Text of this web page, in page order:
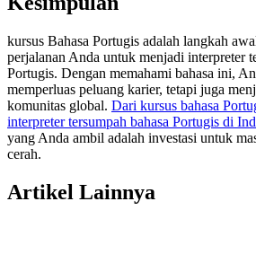
kursus Bahasa Portugis adalah langkah
perjalanan Anda untuk menjadi interpreter
Portugis. Dengan memahami bahasa ini,
memperluas peluang karier, tetapi juga
komunitas global. Dari kursus bahasa
interpreter tersumpah bahasa Portugis di
yang Anda ambil adalah investasi untuk
cerah.
Artikel Lainnya